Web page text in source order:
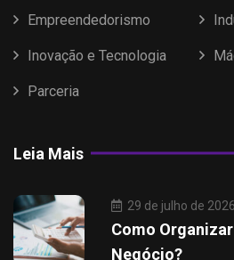
Empreendedorismo
Inovação e Tecnologia
Parceria
Leia Mais
29 de julho de 2026
Como
Negócio?